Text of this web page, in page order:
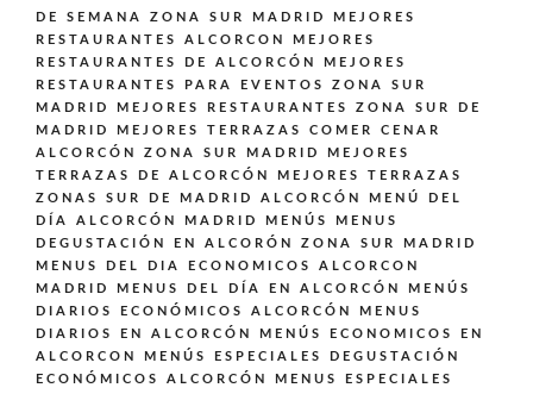
DE SEMANA ZONA SUR MADRID
MEJORES
RESTAURANTES ALCORCON
MEJORES
RESTAURANTES DE ALCORCÓN
MEJORES
RESTAURANTES PARA EVENTOS ZONA SUR
MADRID
MEJORES RESTAURANTES ZONA SUR DE
MADRID
MEJORES TERRAZAS COMER CENAR
ALCORCÓN ZONA SUR MADRID
MEJORES
TERRAZAS DE ALCORCÓN
MEJORES TERRAZAS
ZONAS SUR DE MADRID ALCORCÓN
MENÚ DEL
DÍA ALCORCÓN MADRID
MENÚS
MENUS
DEGUSTACIÓN EN ALCORÓN ZONA SUR MADRID
MENUS DEL DIA ECONOMICOS ALCORCON
MADRID
MENUS DEL DÍA EN ALCORCÓN
MENÚS
DIARIOS ECONÓMICOS ALCORCÓN
MENUS
DIARIOS EN ALCORCÓN
MENÚS ECONOMICOS EN
ALCORCON
MENÚS ESPECIALES DEGUSTACIÓN
ECONÓMICOS ALCORCÓN
MENUS ESPECIALES